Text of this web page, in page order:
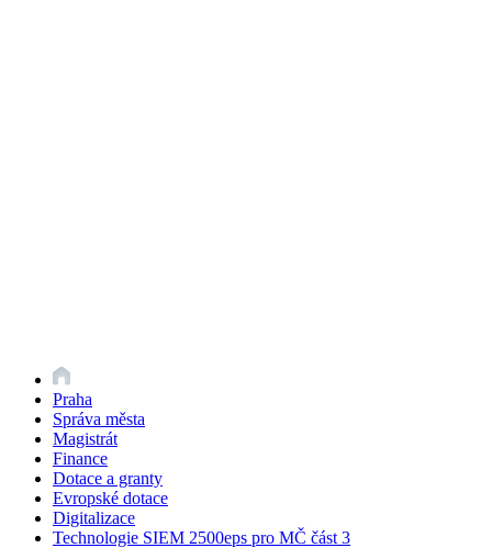
Praha
Správa města
Magistrát
Finance
Dotace a granty
Evropské dotace
Digitalizace
Technologie SIEM 2500eps pro MČ část 3